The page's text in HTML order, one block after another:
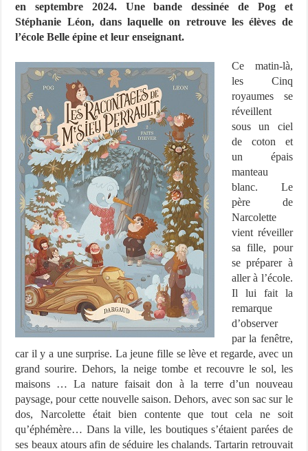
en septembre 2024. Une bande dessinée de Pog et
Stéphanie Léon, dans laquelle on retrouve les élèves de
l’école Belle épine et leur enseignant.
Ce matin-là,
les Cinq
royaumes se
réveillent
sous un ciel
de coton et
un épais
manteau
blanc. Le
père de
Narcolette
vient réveiller
sa fille, pour
se préparer à
aller à l’école.
Il lui fait la
remarque
d’observer
par la fenêtre,
car il y a une surprise. La jeune fille se lève et regarde, avec un
grand sourire. Dehors, la neige tombe et recouvre le sol, les
maisons … La nature faisait don à la terre d’un nouveau
paysage, pour cette nouvelle saison. Dehors, avec son sac sur le
dos, Narcolette était bien contente que tout cela ne soit
qu’éphémère… Dans la ville, les boutiques s’étaient parées de
ses beaux atours afin de séduire les chalands. Tartarin retrouvait